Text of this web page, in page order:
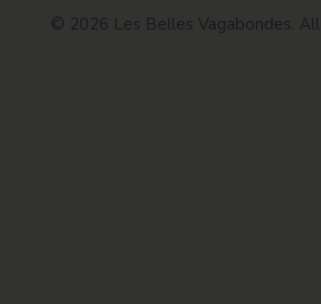
© 2026 Les Belles Vagabondes.